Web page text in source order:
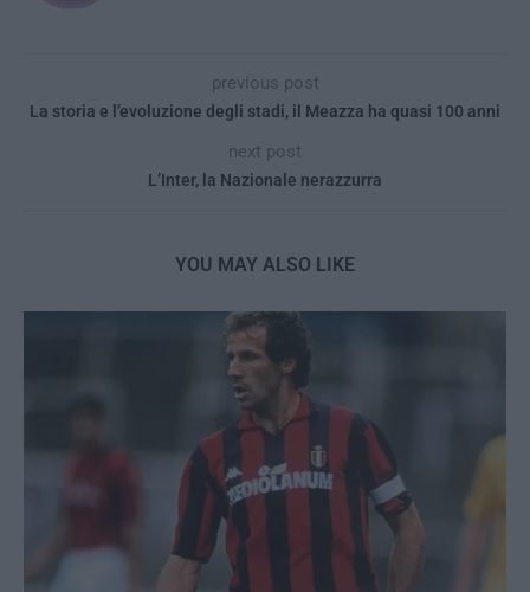
previous post
La storia e l’evoluzione degli stadi, il Meazza ha quasi 100 anni
next post
L’Inter, la Nazionale nerazzurra
YOU MAY ALSO LIKE